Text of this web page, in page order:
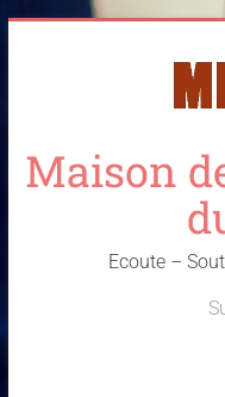
Maison
Ecoute –